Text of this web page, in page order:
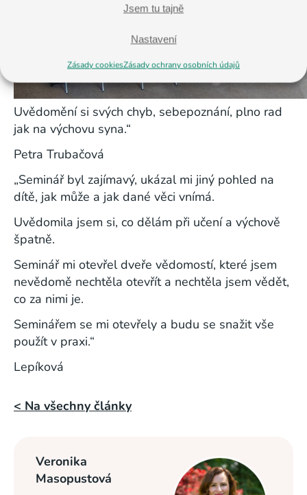
Jsem tu tajně
Nastavení
Zásady cookiesZásady ochrany osobních údajů
Uvědomění si svých chyb, sebepoznání, plno rad
jak na výchovu syna.“
Petra Trubačová
„Seminář byl zajímavý, ukázal mi jiný pohled na
dítě, jak může a jak dané věci vnímá.
Uvědomila jsem si, co dělám při učení a výchově
špatně.
Seminář mi otevřel dveře vědomostí, které jsem
nevědomě nechtěla otevřít a nechtěla jsem vědět,
co za nimi je.
Seminářem se mi otevřely a budu se snažit vše
použít v praxi.“
Lepíková
< Na všechny články
Veronika
Masopustová